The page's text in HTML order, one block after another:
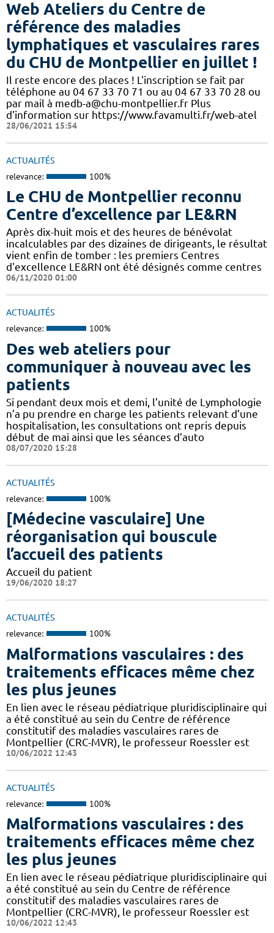
Web Ateliers du Centre de
référence des maladies
lymphatiques et vasculaires rares
du CHU de Montpellier en juillet !
Il reste encore des places ! L'inscription se fait par
téléphone au 04 67 33 70 71 ou au 04 67 33 70 28 ou
par mail à medb-a@chu-montpellier.fr Plus
d'information sur https://www.favamulti.fr/web-atel
28/06/2021 15:54
ACTUALITÉS
relevance: 100%
Le CHU de Montpellier reconnu
Centre d’excellence par LE&RN
Après dix-huit mois et des heures de bénévolat
incalculables par des dizaines de dirigeants, le résultat
vient enfin de tomber : les premiers Centres
d'excellence LE&RN ont été désignés comme centres
06/11/2020 01:00
ACTUALITÉS
relevance: 100%
Des web ateliers pour
communiquer à nouveau avec les
patients
Si pendant deux mois et demi, l’unité de Lymphologie
n’a pu prendre en charge les patients relevant d’une
hospitalisation, les consultations ont repris depuis
début de mai ainsi que les séances d’auto
08/07/2020 15:28
ACTUALITÉS
relevance: 100%
[Médecine vasculaire] Une
réorganisation qui bouscule
l’accueil des patients
Accueil du patient
19/06/2020 18:27
ACTUALITÉS
relevance: 100%
Malformations vasculaires : des
traitements efficaces même chez
les plus jeunes
En lien avec le réseau pédiatrique pluridisciplinaire qui
a été constitué au sein du Centre de référence
constitutif des maladies vasculaires rares de
Montpellier (CRC-MVR), le professeur Roessler est
10/06/2022 12:43
ACTUALITÉS
relevance: 100%
Malformations vasculaires : des
traitements efficaces même chez
les plus jeunes
En lien avec le réseau pédiatrique pluridisciplinaire qui
a été constitué au sein du Centre de référence
constitutif des maladies vasculaires rares de
Montpellier (CRC-MVR), le professeur Roessler est
10/06/2022 12:43